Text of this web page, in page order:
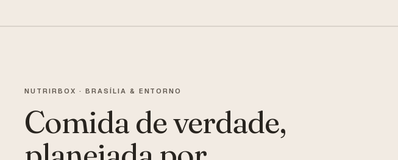
NUTRIRBOX · BRASÍLIA & ENTORNO
Comida de verdade,